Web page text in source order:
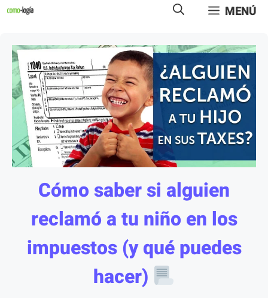
Saltar
contenido
MENÚ
Cómo saber si alguien
reclamó a tu niño en los
impuestos (y qué puedes
hacer)